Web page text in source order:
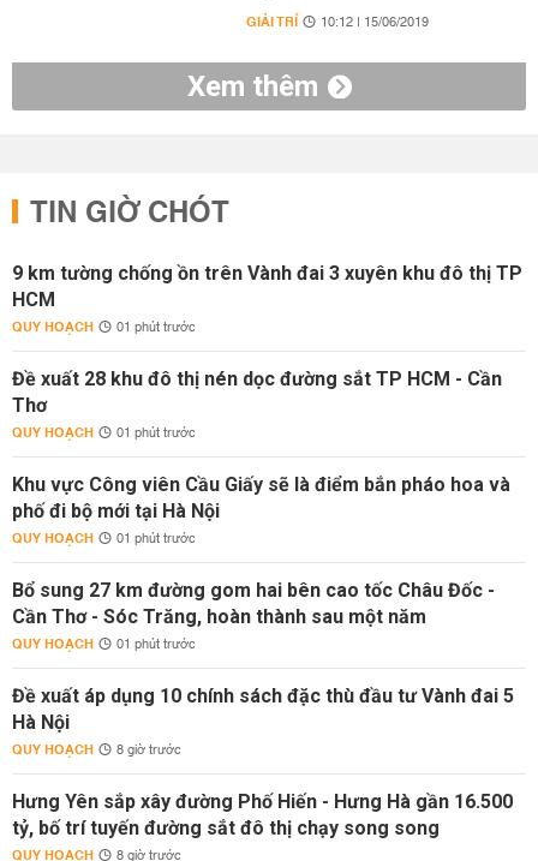
GIẢI TRÍ 10:12 | 15/06/2019
Xem thêm
TIN GIỜ CHÓT
9 km tường chống ồn trên Vành đai 3 xuyên khu đô thị TP
HCM
QUY HOẠCH 01 phút trước
Đề xuất 28 khu đô thị nén dọc đường sắt TP HCM - Cần
Thơ
QUY HOẠCH 01 phút trước
Khu vực Công viên Cầu Giấy sẽ là điểm bắn pháo hoa và
phố đi bộ mới tại Hà Nội
QUY HOẠCH 01 phút trước
Bổ sung 27 km đường gom hai bên cao tốc Châu Đốc -
Cần Thơ - Sóc Trăng, hoàn thành sau một năm
QUY HOẠCH 01 phút trước
Đề xuất áp dụng 10 chính sách đặc thù đầu tư Vành đai 5
Hà Nội
QUY HOẠCH 8 giờ trước
Hưng Yên sắp xây đường Phố Hiến - Hưng Hà gần 16.500
tỷ, bố trí tuyến đường sắt đô thị chạy song song
QUY HOẠCH 8 giờ trước